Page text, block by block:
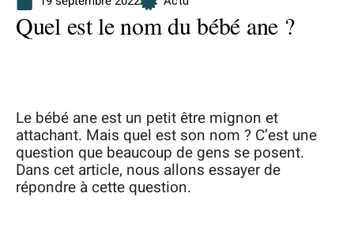
Quel est le nom du bébé ane ?
Le bébé ane est un petit être mignon et
attachant. Mais quel est son nom ? C’est une
question que beaucoup de gens se posent.
Dans cet article, nous allons essayer de
répondre à cette question.